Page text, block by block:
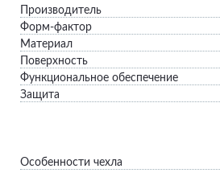
Производитель
Форм-фактор
Материал
Поверхность
Функциональное обеспечение
Защита
Особенности чехла